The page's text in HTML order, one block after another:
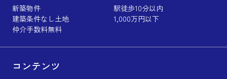
新築物件
駅徒歩10分以内
建築条件なし土地
1,000万円以下
仲介手数料無料
コンテンツ